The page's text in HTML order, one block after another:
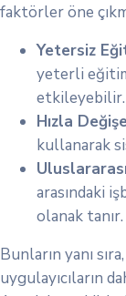
faktörler öne
Yetersiz
yeterli
etkileyebilir.
Hızla
kullanarak
arasındaki
olanak tanır.
Bunların yanı
uygulayıcıların